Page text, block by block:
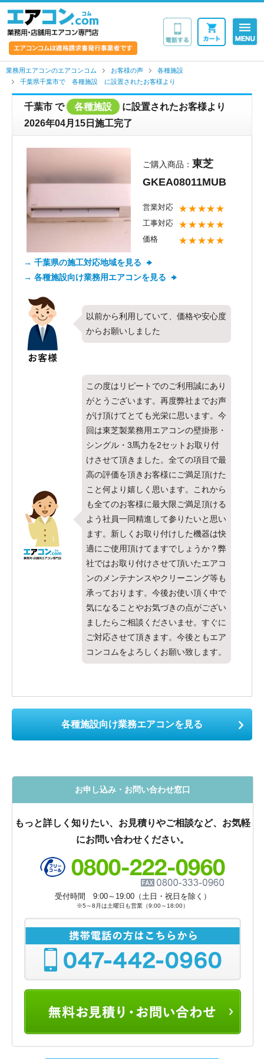
業務用エアコンのエアコンコム お客様の声
各種施設
千葉県千葉市で 各種施設 に設置されたお客様より
千葉市 で 各種施設
に設置されたお客様より
2026年04月15日施工完了
ご購入商品： 東芝
GKEA08011MUB
営業対応 ★★★★★
工事対応 ★★★★★
価格 ★★★★★
→ 千葉県の施工対応地域を見る
→ 各種施設向け業務用エアコンを見る
以前から利用していて、価格や安心度
からお願いしました
この度はリピートでのご利用誠にあり
がとうございます。再度弊社までお声
がけ頂けてとても光栄に思います。今
回は東芝製業務用エアコンの壁掛形・
シングル・3馬力を2セットお取り付
けさせて頂きました。全ての項目で最
高の評価を頂きお客様にご満足頂けた
こと何より嬉しく思います。これから
も全てのお客様に最大限ご満足頂ける
よう社員一同精進して参りたいと思い
ます。新しくお取り付けした機器は快
適にご使用頂けてますでしょうか？弊
社ではお取り付けさせて頂いたエアコ
ンのメンテナンスやクリーニング等も
承っております。今後お使い頂く中で
気になることやお気づきの点がござい
ましたらご相談くださいませ。すぐに
ご対応させて頂きます。今後ともエア
コンコムをよろしくお願い致します。
各種施設向け業務エアコンを見る
お申し込み・お問い合わせ窓口
もっと詳しく知りたい、お見積りやご相談など、お気軽
にお問い合わせください。
受付時間 9:00～19:00（土日・祝日を除く）
※5～8月は土曜日も営業（9:00～18:00）